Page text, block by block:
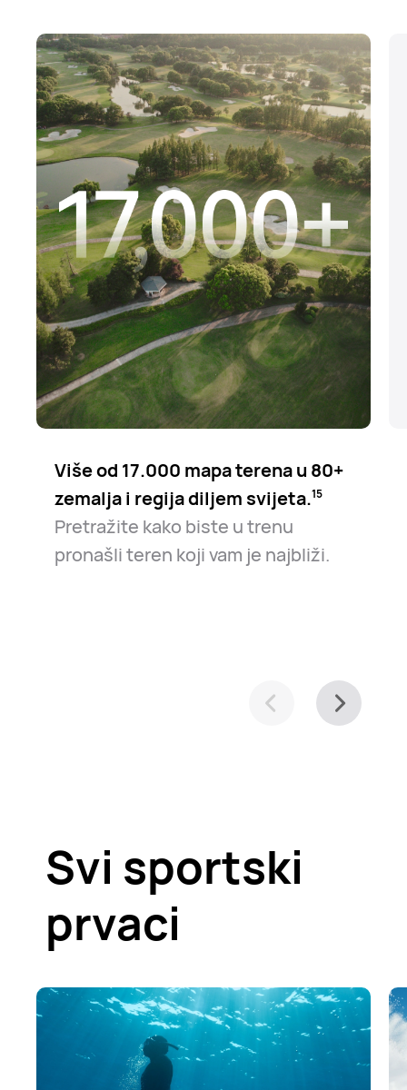
Više od 17.000 mapa terena u 80+
zemalja i regija diljem svijeta.⁠15
Pretražite kako biste u trenu
pronašli teren koji vam je najbliži.
Svi sportski
prvaci